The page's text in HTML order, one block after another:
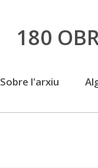
180
Sobre l'arxiu